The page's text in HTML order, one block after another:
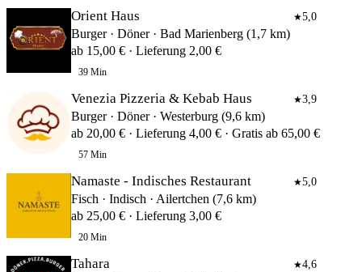
Orient Haus ★5,0
Burger · Döner · Bad Marienberg (1,7 km)
ab 15,00 € · Lieferung 2,00 €
39 Min
Venezia Pizzeria & Kebab Haus ★3,9
Burger · Döner · Westerburg (9,6 km)
ab 20,00 € · Lieferung 4,00 € · Gratis ab 65,00 €
57 Min
Namaste - Indisches Restaurant ★5,0
Fisch · Indisch · Ailertchen (7,6 km)
ab 25,00 € · Lieferung 3,00 €
20 Min
Tahara ★4,6